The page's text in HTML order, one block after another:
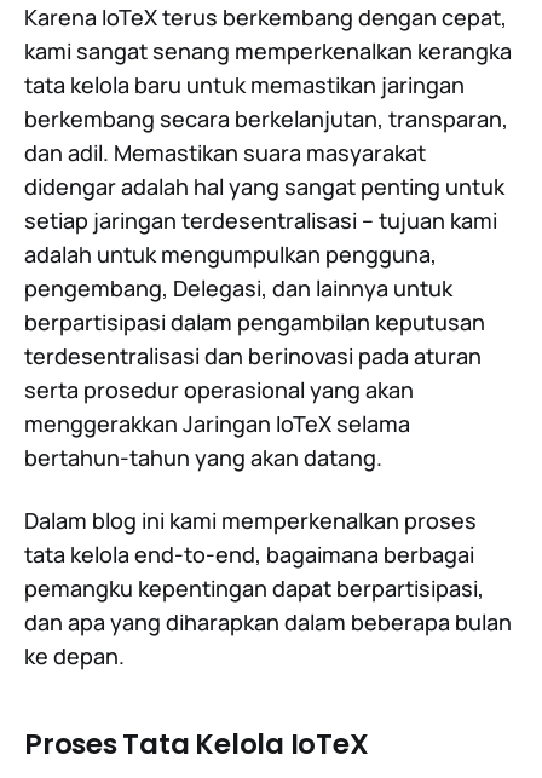
Karena IoTeX terus berkembang dengan cepat,
kami sangat senang memperkenalkan kerangka
tata kelola baru untuk memastikan jaringan
berkembang secara berkelanjutan, transparan,
dan adil. Memastikan suara masyarakat
didengar adalah hal yang sangat penting untuk
setiap jaringan terdesentralisasi -- tujuan kami
adalah untuk mengumpulkan pengguna,
pengembang, Delegasi, dan lainnya untuk
berpartisipasi dalam pengambilan keputusan
terdesentralisasi dan berinovasi pada aturan
serta prosedur operasional yang akan
menggerakkan Jaringan IoTeX selama
bertahun-tahun yang akan datang.
Dalam blog ini kami memperkenalkan proses
tata kelola end-to-end, bagaimana berbagai
pemangku kepentingan dapat berpartisipasi,
dan apa yang diharapkan dalam beberapa bulan
ke depan.
Proses Tata Kelola IoTeX